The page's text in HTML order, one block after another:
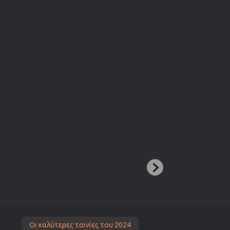
Οι καλύτερες ταινίες του 2024